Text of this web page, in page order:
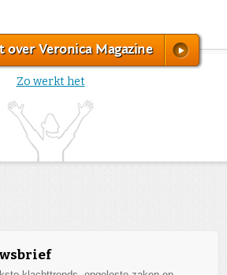
over Veronica Magazine
Zo werkt het